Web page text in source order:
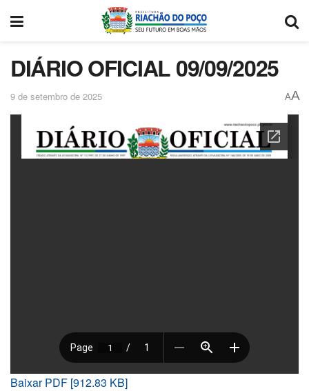
DIÁRIO OFICIAL 09/09/2025
9 de setembro de 2025 AA
Baixar PDF [912.83 KB]